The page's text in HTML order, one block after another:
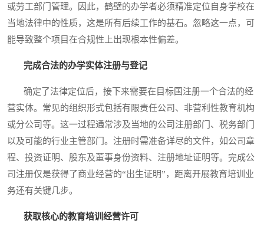
或劳工部门管理。因此，鹤壁的办学者必须精准定位自身学校在
当地法律中的性质，这是所有后续工作的基石。忽略这一点，可
能导致整个项目在合规性上出现根本性偏差。
完成合法的办学实体注册与登记
确定了法律定位后，接下来需要在目标国注册一个合法的经
营实体。常见的组织形式包括有限责任公司、非营利性教育机构
或分公司等。这一过程通常涉及当地的公司注册部门、税务部门
以及可能的行业主管部门。注册时需准备详尽的文件，如公司章
程、投资证明、股东及董事身份资料、注册地址证明等。完成公
司注册仅是获得了商业经营的“出生证明”，距离开展教育培训业
务还有关键几步。
获取核心的教育培训经营许可